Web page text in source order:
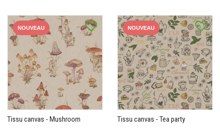
favorite_border
NOUVEAU
Tissu canvas - Mushroom
favorite_border
NOUVEAU
Tissu canvas - Tea party